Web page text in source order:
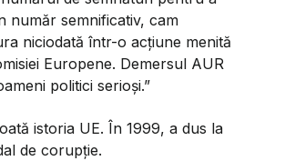
număr semnificativ, cam
niciodată într-o acțiune menită
Europene. Demersul AUR
politici serioși.”
istoria UE. În 1999, a dus la
de corupție.